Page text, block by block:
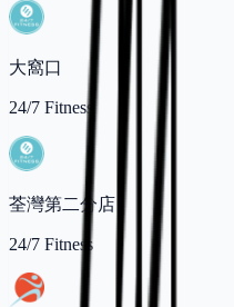
大窩口
24/7 Fitness
荃灣第二分店
24/7 Fitness